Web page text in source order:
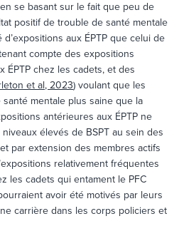
se basant sur le fait que peu de
positif de trouble de santé mentale
aux ÉPTP que celui de
compte des expositions
ÉPTP chez les cadets, et des
et al, 2023) voulant que les
mentale plus saine que la
antérieures aux ÉPTP ne
élevés de BSPT au sein des
par extension des membres actifs
relativement fréquentes
les cadets qui entament le PFC
avoir été motivés par leurs
carrière dans les corps policiers et